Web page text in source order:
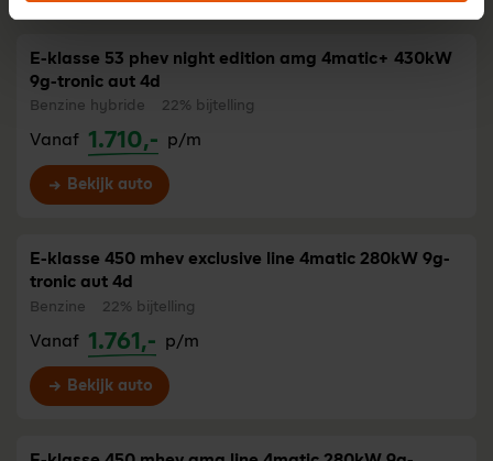
E-klasse 53 phev night edition amg 4matic+ 430kW
9g-tronic aut 4d
Benzine hybride 22% bijtelling
Vanaf 1.710,- p/m
Bekijk auto
E-klasse 450 mhev exclusive line 4matic 280kW 9g-
tronic aut 4d
Benzine 22% bijtelling
Vanaf 1.761,- p/m
Bekijk auto